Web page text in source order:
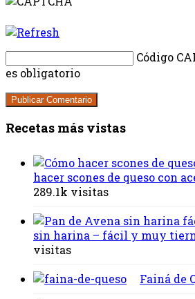
Código
es obligatorio
Recetas más vistas
hacer scones de queso con
289.1k visitas
sin harina – fácil y muy
visitas
Fainá de